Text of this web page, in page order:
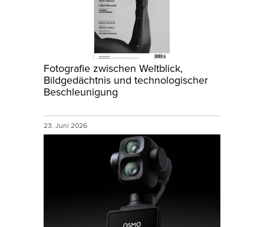
Fotografie zwischen Weltblick,
Bildgedächtnis und technologischer
Beschleunigung
23. Juni 2026